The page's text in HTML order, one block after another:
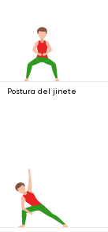
Postura del jinete